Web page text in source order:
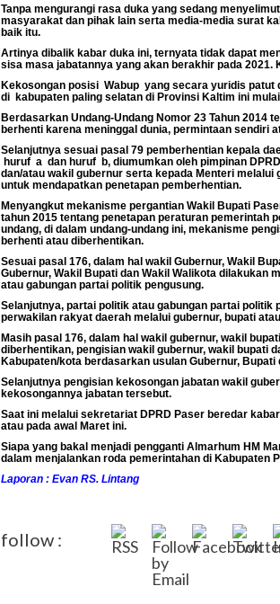
Tanpa mengurangi rasa duka yang sedang
masyarakat dan pihak lain serta media-media surat
baik itu.
Artinya dibalik kabar duka ini, ternyata tidak dapat
sisa masa jabatannya yang akan berakhir pada
Kekosongan posisi Wabup yang secara yuridis patut
di kabupaten paling selatan di Provinsi Kaltim ini
Berdasarkan Undang-Undang Nomor 23 Tahun 2014
berhenti karena meninggal dunia, permintaan sendiri
Selanjutnya sesuai pasal 79 pemberhentian kepala
huruf a dan huruf b, diumumkan oleh pimpinan
dan/atau wakil gubernur serta kepada Menteri
untuk mendapatkan penetapan pemberhentian.
Menyangkut mekanisme pergantian Wakil Bupati
tahun 2015 tentang penetapan peraturan pemerintah
undang, di dalam undang-undang ini, mekanisme
berhenti atau diberhentikan.
Sesuai pasal 176, dalam hal wakil Gubernur, Wakil
Gubernur, Wakil Bupati dan Wakil Walikota dilakukan
atau gabungan partai politik pengusung.
Selanjutnya, partai politik atau gabungan partai politik
perwakilan rakyat daerah melalui gubernur, bupati
Masih pasal 176, dalam hal wakil gubernur, wakil
diberhentikan, pengisian wakil gubernur, wakil bupati
Kabupaten/kota berdasarkan usulan Gubernur, Bupati
Selanjutnya pengisian kekosongan jabatan wakil
kekosongannya jabatan tersebut.
Saat ini melalui sekretariat DPRD Paser beredar
atau pada awal Maret ini.
Siapa yang bakal menjadi pengganti Almarhum HM
dalam menjalankan roda pemerintahan di Kabupaten
Laporan : Evan RS. Lintang
follow :